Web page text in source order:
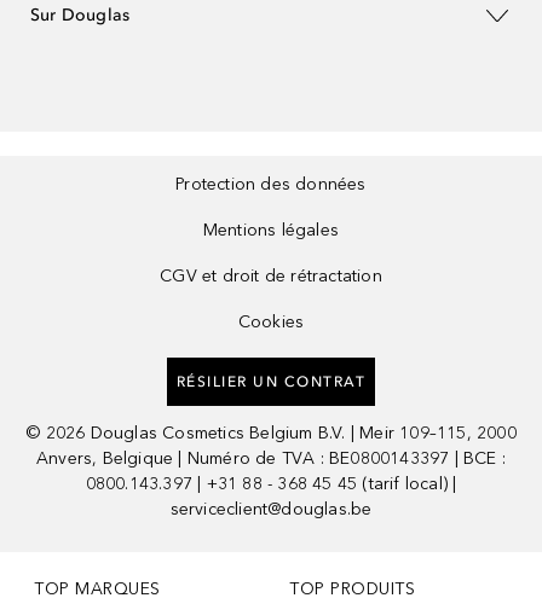
Sur Douglas
Protection des données
Mentions légales
CGV et droit de rétractation
Cookies
RÉSILIER UN CONTRAT
© 2026 Douglas Cosmetics Belgium B.V. | Meir 109–115, 2000
Anvers, Belgique | Numéro de TVA : BE0800143397 | BCE :
0800.143.397 | +31 88 - 368 45 45 (tarif local) |
serviceclient@douglas.be
TOP MARQUES TOP PRODUITS